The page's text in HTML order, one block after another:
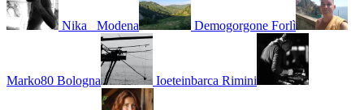
Nika_ Modena Demogorgone Forlì
Marko80 Bologna Ioeteinbarca Rimini